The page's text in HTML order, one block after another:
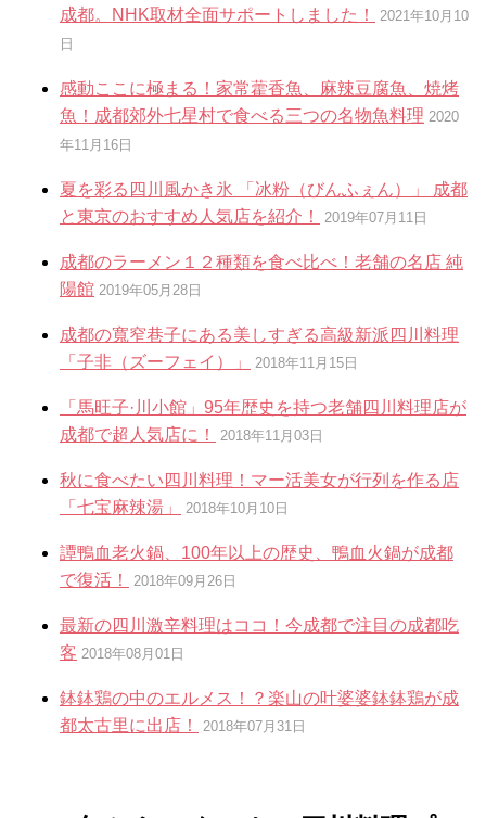
成都。NHK取材全面サポートしました！
2021年10月10
日
感動ここに極まる！家常藿香魚、麻辣豆腐魚、焼烤
魚！成都郊外七星村で食べる三つの名物魚料理 2020
年11月16日
夏を彩る四川風かき氷 「冰粉（びんふぇん）」 成都
と東京のおすすめ人気店を紹介！
2019年07月11日
成都のラーメン１２種類を食べ比べ！老舗の名店 純
陽館 2019年05月28日
成都の寬窄巷子にある美しすぎる高級新派四川料理
「子非（ズーフェイ）」
2018年11月15日
「馬旺子·川小館」95年歴史を持つ老舗四川料理店が
成都で超人気店に！
2018年11月03日
秋に食べたい四川料理！マー活美女が行列を作る店
「七宝麻辣湯」
2018年10月10日
譚鴨血老火鍋、100年以上の歴史、鴨血火鍋が成都
で復活！
2018年09月26日
最新の四川激辛料理はココ！今成都で注目の成都吃
客 2018年08月01日
鉢鉢鶏の中のエルメス！？楽山の叶婆婆鉢鉢鶏が成
都太古里に出店！
2018年07月31日